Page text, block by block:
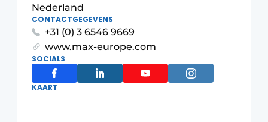
Privacy / Cookie statement
Vacature aanmelden
Video’s
Nederland
CONTACTGEGEVENS
+31 (0) 3 6546 9669
www.max-europe.com
SOCIALS
KAART